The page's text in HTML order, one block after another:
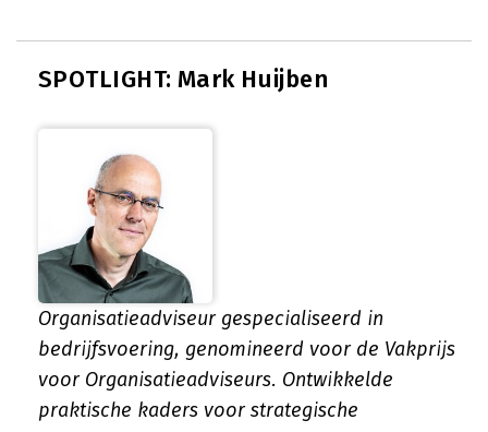
SPOTLIGHT: Mark Huijben
Organisatieadviseur gespecialiseerd in
bedrijfsvoering, genomineerd voor de Vakprijs
voor Organisatieadviseurs. Ontwikkelde
praktische kaders voor strategische